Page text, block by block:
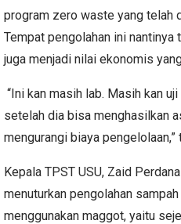
program zero waste yang telah
Tempat pengolahan ini
juga menjadi nilai ekonomis
“Ini kan masih lab. Masih kan
setelah dia bisa menghasilkan
mengurangi biaya pengelolaan,”
Kepala TPST USU, Zaid
menuturkan pengolahan
menggunakan maggot, yaitu